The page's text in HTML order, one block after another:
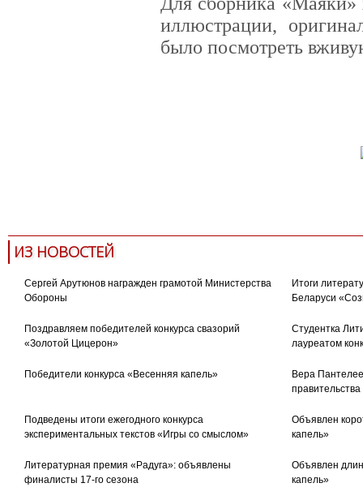
иллюстрации,
было посмотреть
ИЗ НОВОСТЕЙ
Сергей Арутюнов награжден грамотой Министерства
Обороны
Итоги
Беларуси
Поздравляем победителей конкурса свазорий
«Золотой Цицерон»
Студентка
лауреатом
Победители конкурса «Весенняя капель»
Вера
Подведены итоги ежегодного конкурса
экспериментальных текстов «Игры со смыслом»
Объявлен
капель»
Литературная премия «Радуга»: объявлены
финалисты 17-го сезона
Объявлен
капель»